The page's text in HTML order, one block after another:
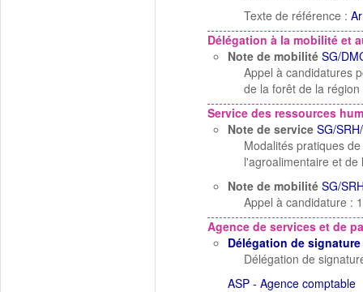
Texte de référence :
Délégation à la mobilité et
Note de mobilité SG/
Appel à candidatures
de la forêt de la
Service des ressources
Note de service SG/
Modalités pratiques
l'agroalimentaire et de
Note de mobilité SG/
Appel à candidature :
Agence de services et de
Délégation de signature
Délégation de
ASP - Agence comptable